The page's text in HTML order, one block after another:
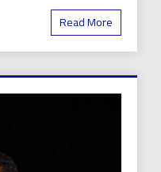
Read More